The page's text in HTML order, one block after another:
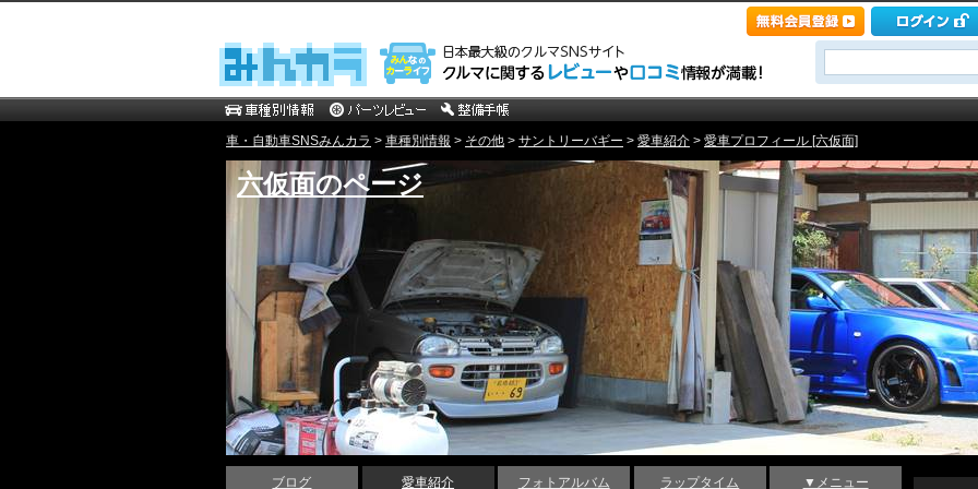
車・自動車SNSみんカラ > 車種別情報 > その他 > サントリーバギー > 愛車紹介 > 愛車プロフィール [六仮面]
六仮面のページ
ブログ 愛車紹介 フォトアルバム ラップタイム ▼メニュー